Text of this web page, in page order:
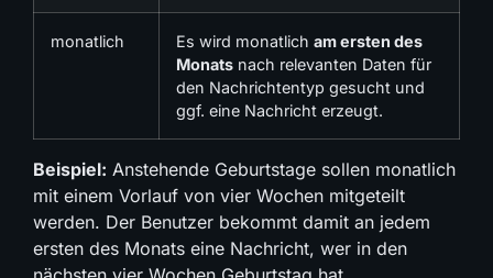
monatlich Es wird monatlich am ersten des
Monats nach relevanten Daten für
den Nachrichtentyp gesucht und
ggf. eine Nachricht erzeugt.
Beispiel: Anstehende Geburtstage sollen monatlich
mit einem Vorlauf von vier Wochen mitgeteilt
werden. Der Benutzer bekommt damit an jedem
ersten des Monats eine Nachricht, wer in den